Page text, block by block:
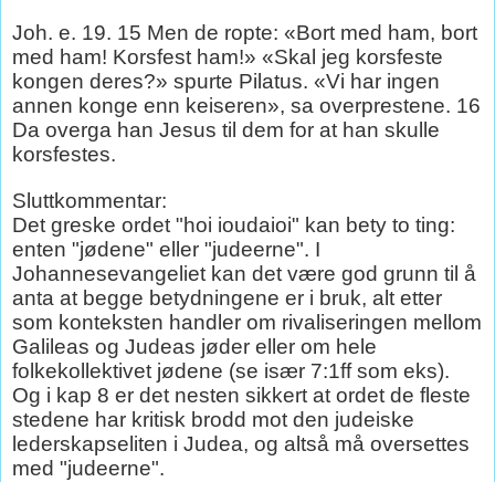
Joh. e. 19. 15 Men de ropte: «Bort med ham, bort
med ham! Korsfest ham!» «Skal jeg korsfeste
kongen deres?» spurte Pilatus. «Vi har ingen
annen konge enn keiseren», sa overprestene. 16
Da overga han Jesus til dem for at han skulle
korsfestes.
Sluttkommentar:
Det greske ordet "hoi ioudaioi" kan bety to ting:
enten "jødene" eller "judeerne". I
Johannesevangeliet kan det være god grunn til å
anta at begge betydningene er i bruk, alt etter
som konteksten handler om rivaliseringen mellom
Galileas og Judeas jøder eller om hele
folkekollektivet jødene (se især 7:1ff som eks).
Og i kap 8 er det nesten sikkert at ordet de fleste
stedene har kritisk brodd mot den judeiske
lederskapseliten i Judea, og altså må oversettes
med "judeerne".